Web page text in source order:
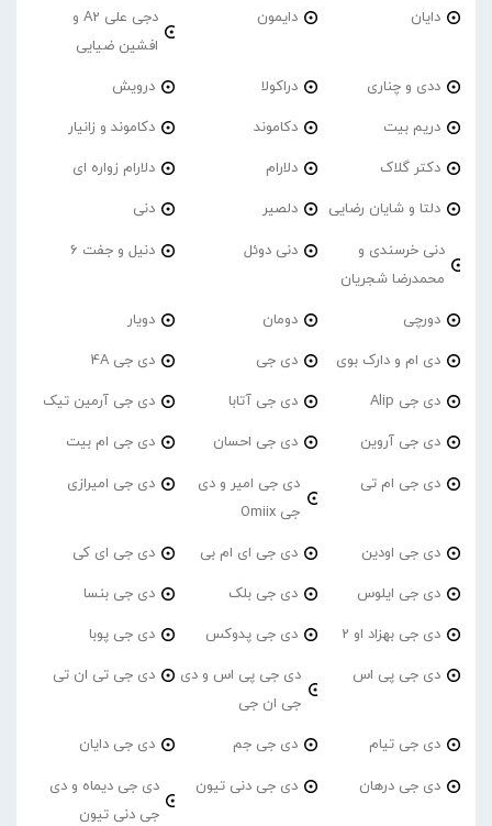
دایان دایمون
دجی علی A2 و
افشین ضیایی
ددی و چناری دراکولا درویش
دریم بیت دکاموند دکاموند و زانیار
دکتر گلاک دلارام دلارام زواره ای
دلتا و شایان رضایی دلصیر دنی
دنی خرسندی و
محمدرضا شجریان
دنی دوئل دنیل و جفت 6
دورچی دومان دویار
دی ام و دارک بوی دی جی دی جی 4A
دی جی Alip دی جی آتابا دی جی آرمین تیک
دی جی آروین دی جی احسان دی جی ام بیت
دی جی ام تی
دی جی امیر و دی
جی Omiix
دی جی امیرازی
دی جی اودین دی جی ای ام بی دی جی ای کی
دی جی ایلوس دی جی بلک دی جی بنسا
دی جی بهزاد او 2 دی جی پدوکس دی جی پوبا
دی جی پی اس
دی جی پی اس و دی
جی ان جی
دی جی تی ان تی
دی جی تیام دی جی جم دی جی دایان
دی جی درهان دی جی دنی تیون
دی جی دیماه و دی
جی دنی تیون